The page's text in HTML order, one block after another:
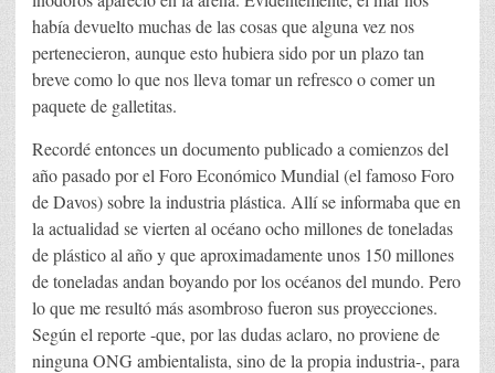
había devuelto muchas de las cosas que alguna vez nos
pertenecieron, aunque esto hubiera sido por un plazo tan
breve como lo que nos lleva tomar un refresco o comer un
paquete de galletitas.
Recordé entonces un documento publicado a comienzos del
año pasado por el Foro Económico Mundial (el famoso Foro
de Davos) sobre la industria plástica. Allí se informaba que en
la actualidad se vierten al océano ocho millones de toneladas
de plástico al año y que aproximadamente unos 150 millones
de toneladas andan boyando por los océanos del mundo. Pero
lo que me resultó más asombroso fueron sus proyecciones.
Según el reporte -que, por las dudas aclaro, no proviene de
ninguna ONG ambientalista, sino de la propia industria-, para